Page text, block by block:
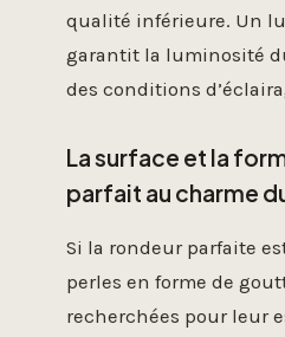
qualité inférieure. Un
garantit la luminosité
des conditions
La surface et la
parfait au charme
Si la rondeur parfaite
perles en forme de
recherchées pour leur